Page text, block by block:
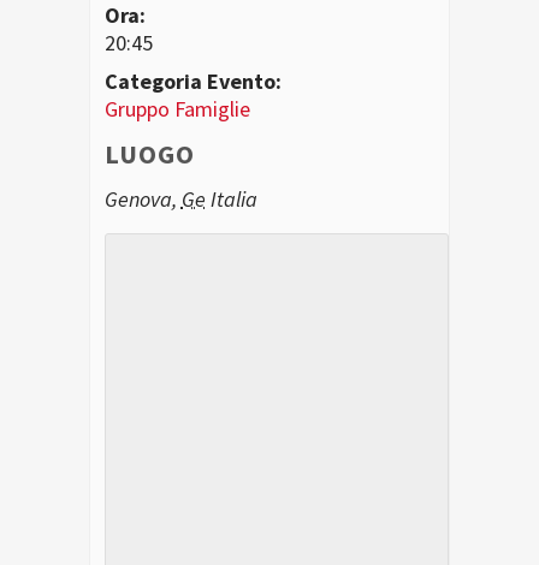
Ora:
20:45
Categoria Evento:
Gruppo Famiglie
LUOGO
Genova, Ge Italia